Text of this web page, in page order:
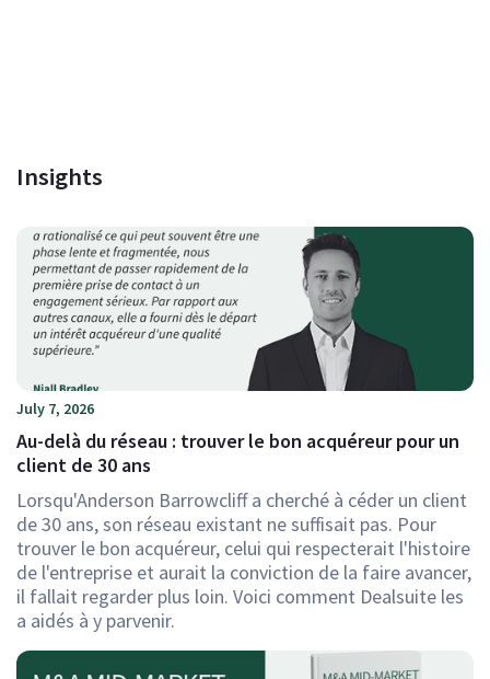
Insights
July 7, 2026
Au-delà du réseau : trouver le bon acquéreur pour un
client de 30 ans
Lorsqu'Anderson Barrowcliff a cherché à céder un client
de 30 ans, son réseau existant ne suffisait pas. Pour
trouver le bon acquéreur, celui qui respecterait l'histoire
de l'entreprise et aurait la conviction de la faire avancer,
il fallait regarder plus loin. Voici comment Dealsuite les
a aidés à y parvenir.